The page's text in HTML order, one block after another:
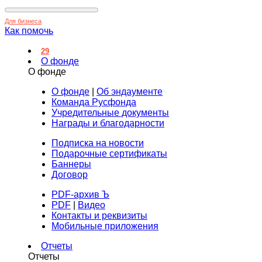
Для бизнеса
Как помочь
29
О фонде
О фонде
О фонде
Об эндаументе
Команда Русфонда
Учредительные документы
Награды и благодарности
Подписка на новости
Подарочные сертификаты
Баннеры
Договор
PDF-архив Ъ
PDF
Видео
Контакты и реквизиты
Мобильные приложения
Отчеты
Отчеты